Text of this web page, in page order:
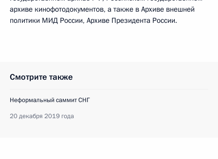
архиве кинофотодокументов, а также в Архиве внешней
политики МИД России, Архиве Президента России.
Смотрите также
Неформальный саммит СНГ
20 декабря 2019 года